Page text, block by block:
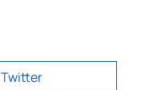
Twitter